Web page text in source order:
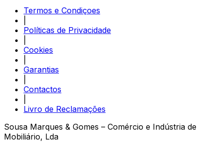
Termos e Condiçoes
Políticas de Privacidade
Cookies
Garantias
Contactos
Livro de Reclamações
Sousa Marques & Gomes – Comércio e Indústria de
Mobiliário, Lda